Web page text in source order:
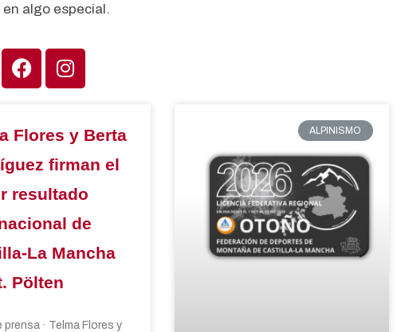
algo especial.
Flores y Berta
firman el
resultado
de
La Mancha
Pölten
prensa · Telma Flores y
ALPINISMO